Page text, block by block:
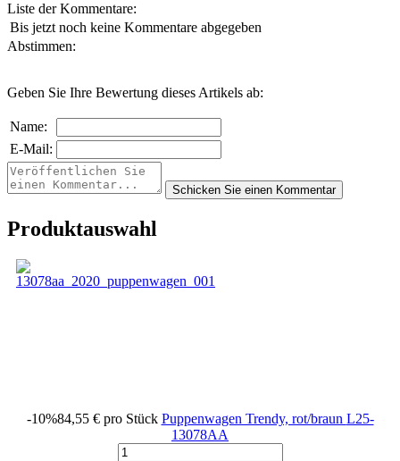
Liste der Kommentare:
Bis jetzt noch keine Kommentare abgegeben
Abstimmen:
Geben Sie Ihre Bewertung dieses Artikels ab:
Name:
E-Mail:
Produktauswahl
-10%84,55 € pro Stück Puppenwagen Trendy, rot/braun L25-
13078AA